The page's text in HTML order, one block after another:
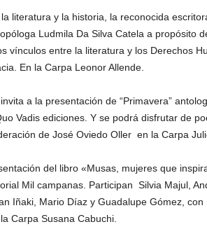
literatura y la historia, la reconocida
Ludmila Da Silva Catela a propósito
vínculos entre la literatura y los Derechos
En la Carpa Leonor Allende.
a la presentación de “Primavera”
Vadis ediciones. Y se podrá disfrutar de
de José Oviedo Oller en la Carpa
del libro «Musas, mujeres que
Mil campanas. Participan Silvia Majul,
Iñaki, Mario Díaz y Guadalupe Gómez, con
Carpa Susana Cabuchi.